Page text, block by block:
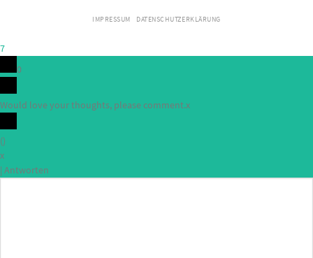
IMPRESSUM DATENSCHUTZERKLÄRUNG
7
0
Would love your thoughts, please comment.x
()
x
| Antworten